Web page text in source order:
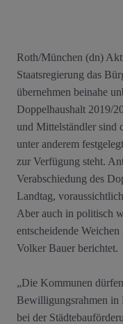
Roth/München (dn)
Staatsregierung das
übernehmen beinahe
Doppelhaushalt 2019/
und Mittelständler sind
unter anderem
zur Verfügung steht.
Verabschiedung des
Landtag,
Aber auch in politisch
entscheidende
Volker Bauer berichtet.
„Die Kommunen
Bewilligungsrahmen in
bei der